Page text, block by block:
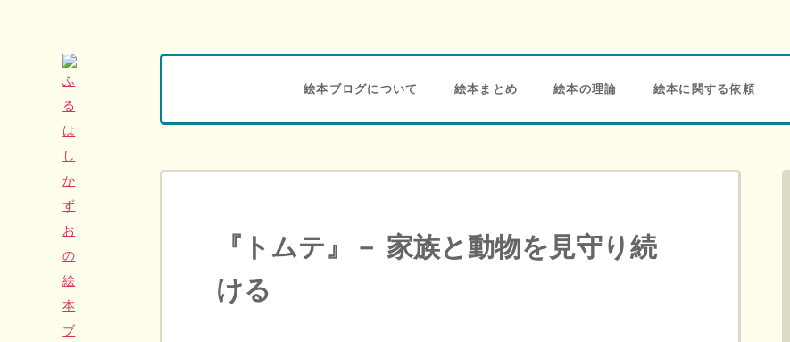
絵本ブログについて 絵本まとめ 絵本の理論 絵本に関する依頼
『トムテ』－ 家族と動物を見守り続
ける